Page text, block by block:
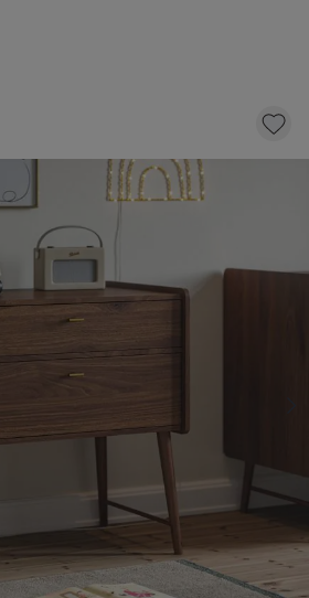
«ROSEAU» | NOYER
AU PANIER
sur RDV (3 à 10 jours
et flexible
Apple Pay, Google Pay